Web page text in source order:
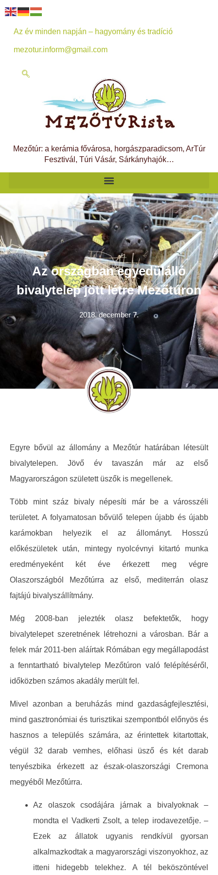
Az év minden napján – hagyomány és tradíció
mezotur.inform@gmail.com
Mezőtúr: a kerámia fővárosa, horgászparadicsom, ArTúr
Fesztivál, Túri Vásár, Sárkányhajók…
Az országban egyedülálló
bivalytelep jött létre Mezőtúron
2018. december 7.
Egyre bővül az állomány a Mezőtúr határában létesült
bivalytelepen. Jövő év tavaszán már az első
Magyarországon született üszők is megellenek.
Több mint száz bivaly népesíti már be a városszéli
területet. A folyamatosan bővülő telepen újabb és újabb
karámokban helyezik el az állományt. Hosszú
előkészületek után, mintegy nyolcévnyi kitartó munka
eredményeként két éve érkezett meg végre
Olaszországból Mezőtúrra az első, mediterrán olasz
fajtájú bivalyszállítmány.
Még 2008-ban jelezték olasz befektetők, hogy
bivalytelepet szeretnének létrehozni a városban. Bár a
felek már 2011-ben aláírtak Rómában egy megállapodást
a fenntartható bivalytelep Mezőtúron való felépítéséről,
időközben számos akadály merült fel.
Mivel azonban a beruházás mind gazdaságfejlesztési,
mind gasztronómiai és turisztikai szempontból előnyös és
hasznos a település számára, az érintettek kitartottak,
végül 32 darab vemhes, előhasi üsző és két darab
tenyészbika érkezett az észak-olaszországi Cremona
megyéből Mezőtúrra.
Az olaszok csodájára járnak a bivalyoknak –
mondta el Vadkerti Zsolt, a telep irodavezetője. –
Ezek az állatok ugyanis rendkívül gyorsan
alkalmazkodtak a magyarországi viszonyokhoz, az
itteni hidegebb telekhez. A tél beköszöntével